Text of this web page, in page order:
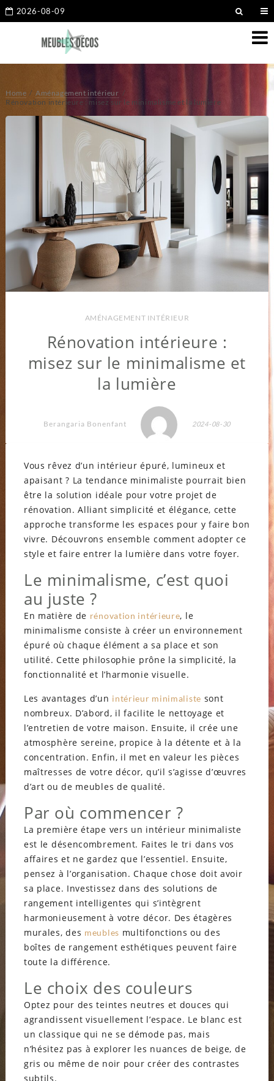
2026-08-09
Home
Aménagement intérieur
Rénovation intérieure : misez sur le minimalisme et la lumière
AMÉNAGEMENT INTÉRIEUR
Rénovation intérieure :
misez sur le minimalisme et
la lumière
Berangaria Bonenfant 2024-08-30
Vous rêvez d’un intérieur épuré, lumineux et
apaisant ? La tendance minimaliste pourrait bien
être la solution idéale pour votre projet de
rénovation. Alliant simplicité et élégance, cette
approche transforme les espaces pour y faire bon
vivre. Découvrons ensemble comment adopter ce
style et faire entrer la lumière dans votre foyer.
Le minimalisme, c’est quoi
au juste ?
En matière de rénovation intérieure, le
minimalisme consiste à créer un environnement
épuré où chaque élément a sa place et son
utilité. Cette philosophie prône la simplicité, la
fonctionnalité et l’harmonie visuelle.
Les avantages d’un intérieur minimaliste sont
nombreux. D’abord, il facilite le nettoyage et
l’entretien de votre maison. Ensuite, il crée une
atmosphère sereine, propice à la détente et à la
concentration. Enfin, il met en valeur les pièces
maîtresses de votre décor, qu’il s’agisse d’œuvres
d’art ou de meubles de qualité.
Par où commencer ?
La première étape vers un intérieur minimaliste
est le désencombrement. Faites le tri dans vos
affaires et ne gardez que l’essentiel. Ensuite,
pensez à l’organisation. Chaque chose doit avoir
sa place. Investissez dans des solutions de
rangement intelligentes qui s’intègrent
harmonieusement à votre décor. Des étagères
murales, des meubles multifonctions ou des
boîtes de rangement esthétiques peuvent faire
toute la différence.
Le choix des couleurs
Optez pour des teintes neutres et douces qui
agrandissent visuellement l’espace. Le blanc est
un classique qui ne se démode pas, mais
n’hésitez pas à explorer les nuances de beige, de
gris ou même de noir pour créer des contrastes
subtils.